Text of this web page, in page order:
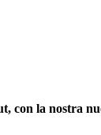
la nostra